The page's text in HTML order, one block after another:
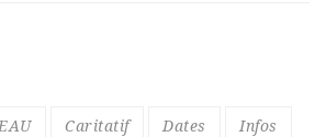
Caritatif Dates Infos